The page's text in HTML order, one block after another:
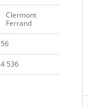
Clermont
Ferrand
56
4 536